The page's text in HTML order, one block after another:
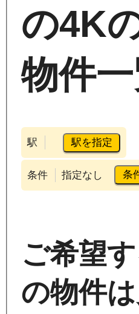
の4K
物件
駅 駅を指定
条件 指定なし 条
ご希望
の物件